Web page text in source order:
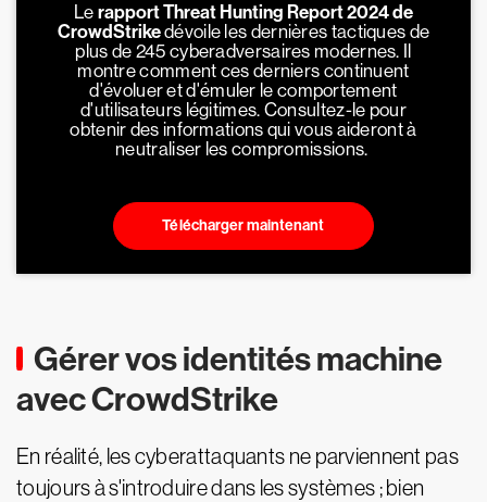
Le rapport Threat Hunting Report 2024 de
CrowdStrikedévoile les dernières tactiques de
plus de 245 cyberadversaires modernes. Il
montre comment ces derniers continuent
d'évoluer et d'émuler le comportement
d'utilisateurs légitimes. Consultez-le pour
obtenir des informations qui vous aideront à
neutraliser les compromissions.
Télécharger maintenant
Gérer vos identités machine
avec CrowdStrike
En réalité, les cyberattaquants ne parviennent pas
toujours à s'introduire dans les systèmes ; bien